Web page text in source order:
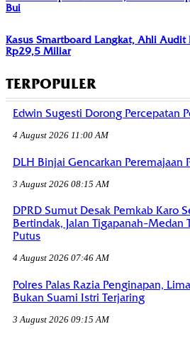
Bui
Kasus Smartboard Langkat, Ahli Audit
Rp29,5 Miliar
TERPOPULER
Edwin Sugesti Dorong Percepatan
4 August 2026 11:00 AM
DLH Binjai Gencarkan Peremajaan
3 August 2026 08:15 AM
DPRD Sumut Desak Pemkab Karo
Bertindak, Jalan Tigapanah–Medan
Putus
4 August 2026 07:46 AM
Polres Palas Razia Penginapan,
Bukan Suami Istri Terjaring
3 August 2026 09:15 AM